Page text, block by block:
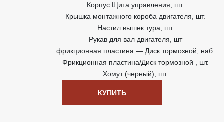
Корпус Щита управления, шт.
Крышка монтажного короба двигателя, шт.
Настил вышек тура, шт.
Рукав для вал двигателя, шт
фрикционная пластина — Диск тормозной, наб.
Фрикционная пластина/Диск тормозной , шт.
Хомут (черный), шт.
КУПИТЬ